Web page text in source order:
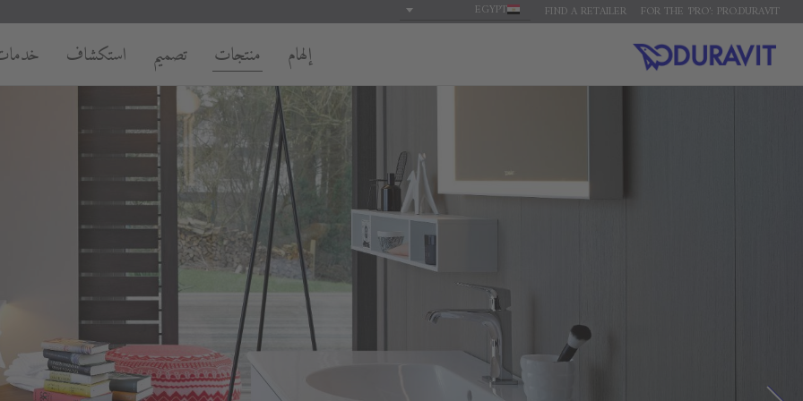
FOR THE 'PRO': PRO.DURAVIT
FIND A RETAILER
EGYPT
إلهام منتجات تصميم استكشاف